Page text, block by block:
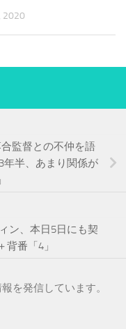
2020
監督との不仲を語
年半、あまり関係が
ン、本日5日にも契
番「4」
を発信しています。